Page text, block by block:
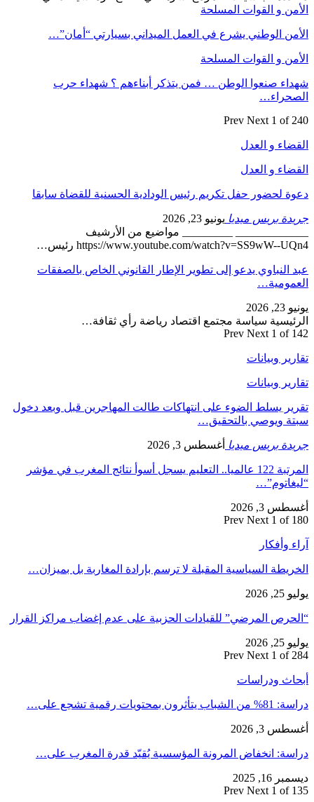
الأمن و القوات المسلحة
الأمن الوطني يشرع في العمل الميداني بسيارتي “أمان”…
الأمن و القوات المسلحة
شهداء صنعوا الوطن … فمن يتذكر أبناءهم ؟ شهداء حرب
الصحراء…
Prev Next 1 of 240
القضاء و العدل
القضاء و العدل
دعوة لحضور حفل تكريم رئيس الودادية الحسنية للقضاة سابقا
جريدة بريس ميديا يونيو 23, 2026
_____________ _________ مواضيع من الأرشيف
https://www.youtube.com/watch?v=SS9wW--UQn4 رئيس…
عبد النباوي يدعو إلى تطوير الإطار القانوني الخاص بالصفقات
العمومية…
يونيو 23, 2026
الرئيسية سياسة مجتمع اقتصاد رياضة رأي ثقافة…
Prev Next 1 of 142
تقارير وبيانات
تقارير وبيانات
تقرير يسلط الضوء على انتهاكات طالت المهاجرين قبل وبعد دخول
سبتة ويوصي بالتحقيق…
جريدة بريس ميديا أغسطس 3, 2026
المرتبة 122 عالميا.. التعليم يسجل أسوأ نتائج المغرب في مؤشر
“ليغاتوم”…
أغسطس 3, 2026
Prev Next 1 of 180
آراء وأفكار
الخريطة السياسية المقبلة لا ترسم بإرادة المغاربة بل بميزان…
يوليو 25, 2026
“الحرص المرضي” للقيادات الحزبية على عدم إغضاب مراكز القرار
يوليو 25, 2026
Prev Next 1 of 284
أبحاث ودراسات
دراسة: 81% من الشباب يتأثرون بمحتويات رقمية تشجع على…
أغسطس 3, 2026
دراسة: انخفاض المرونة المؤسسية يُقيّد قدرة المغرب على…
ديسمبر 16, 2025
Prev Next 1 of 135